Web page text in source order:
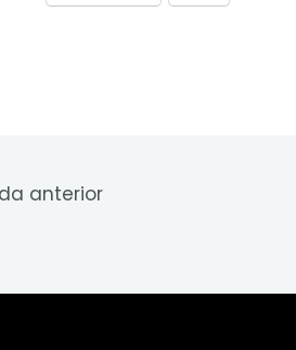
anterior